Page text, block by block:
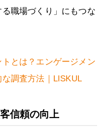
職場づくり」にもつな
とは？エンゲージメン
な調査方法｜LISKUL
信頼の向上